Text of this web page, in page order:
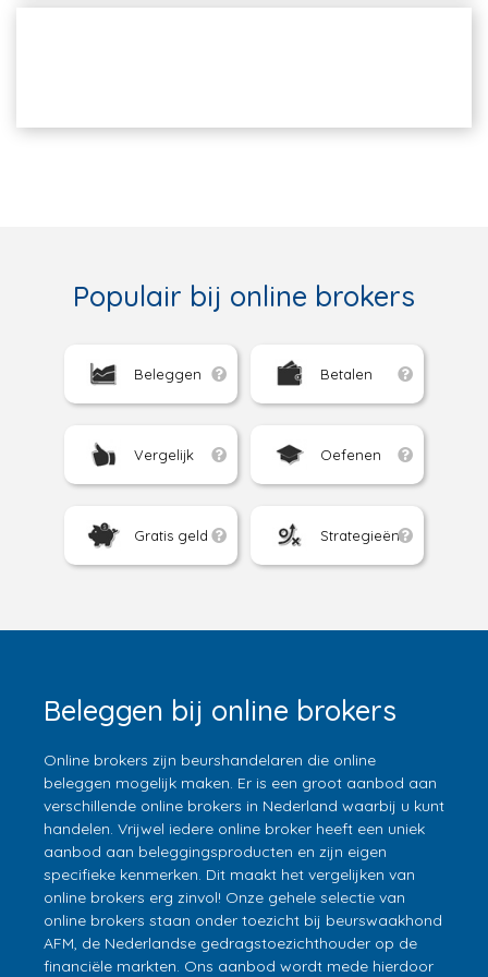
Populair bij online brokers
Beleggen Betalen
Vergelijk Oefenen
Gratis geld Strategieën
Beleggen bij online brokers
Online brokers zijn beurshandelaren die online
beleggen mogelijk maken. Er is een groot aanbod aan
verschillende online brokers in Nederland waarbij u kunt
handelen. Vrijwel iedere online broker heeft een uniek
aanbod aan beleggingsproducten en zijn eigen
specifieke kenmerken. Dit maakt het vergelijken van
online brokers erg zinvol! Onze gehele selectie van
online brokers staan onder toezicht bij beurswaakhond
AFM, de Nederlandse gedragstoezichthouder op de
financiële markten. Ons aanbod wordt mede hierdoor